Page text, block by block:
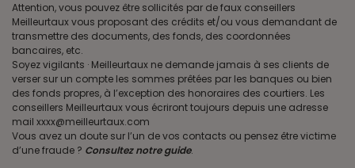
Attention, vous pouvez être sollicités par de faux conseillers
Meilleurtaux vous proposant des crédits et/ou vous demandant de
transmettre des documents, des fonds, des coordonnées
bancaires, etc.
Soyez vigilants · Meilleurtaux ne demande jamais à ses clients de
verser sur un compte les sommes prêtées par les banques ou bien
des fonds propres, à l’exception des honoraires des courtiers. Les
conseillers Meilleurtaux vous écriront toujours depuis une adresse
mail xxxx@meilleurtaux.com
Vous avez un doute sur l’un de vos contacts ou pensez être victime
d’une fraude ? Consultez notre guide.